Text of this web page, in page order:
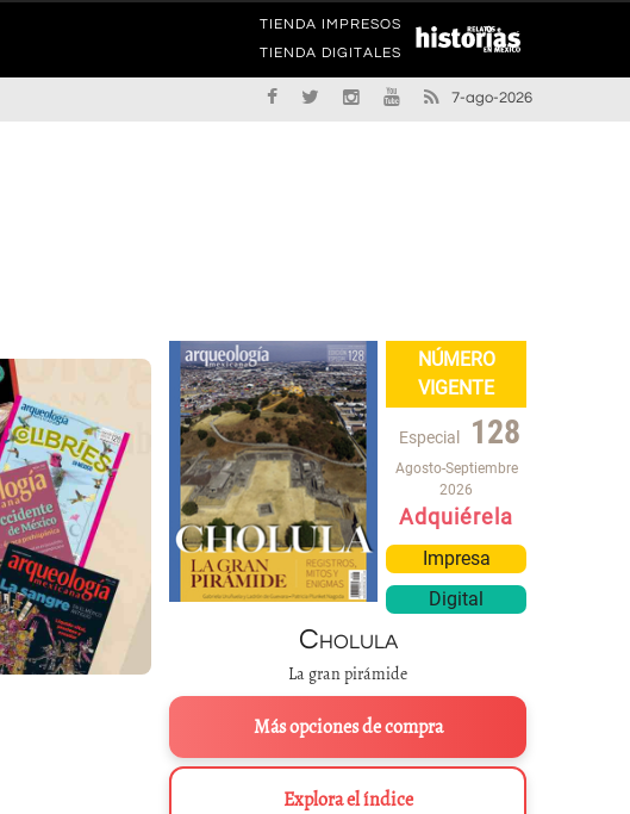
TIENDA IMPRESOS
TIENDA DIGITALES
7-ago-2026
NÚMERO
VIGENTE
Especial 128
Agosto-Septiembre
2026
Adquiérela
Impresa
Digital
Cholula
La gran pirámide
Más opciones de compra
Explora el índice